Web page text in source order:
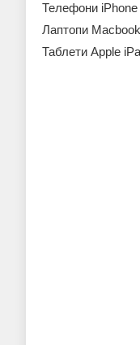
Телефони iPhone
Лаптопи
Таблети Apple